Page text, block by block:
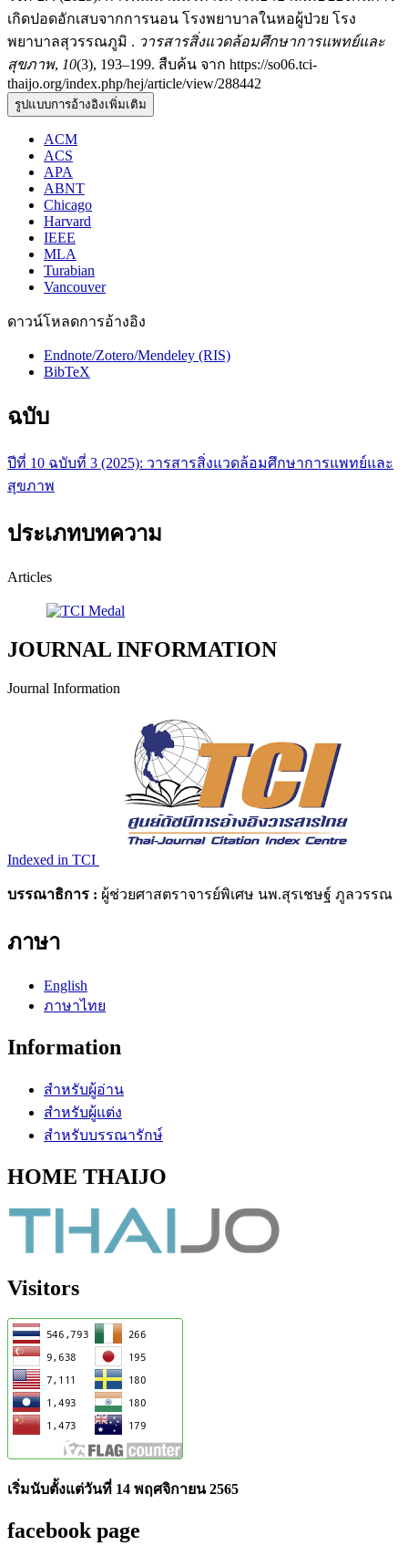
เกิดปอดอักเสบจากการนอน โรงพยาบาลในหอผู้ป่วย โรง
พยาบาลสุวรรณภูมิ . วารสารสิ่งแวดล้อมศึกษาการแพทย์และ
สุขภาพ, 10(3), 193–199. สืบค้น จาก https://so06.tci-
thaijo.org/index.php/hej/article/view/288442
รูปแบบการอ้างอิงเพิ่มเติม
ACM
ACS
APA
ABNT
Chicago
Harvard
IEEE
MLA
Turabian
Vancouver
ดาวน์โหลดการอ้างอิง
Endnote/Zotero/Mendeley (RIS)
BibTeX
ฉบับ
ปีที่ 10 ฉบับที่ 3 (2025): วารสารสิ่งแวดล้อมศึกษาการแพทย์และ
สุขภาพ
ประเภทบทความ
Articles
JOURNAL INFORMATION
Journal Information
Indexed in TCI
บรรณาธิการ : ผู้ช่วยศาสตราจารย์พิเศษ นพ.สุรเชษฐ์ ภูลวรรณ
ภาษา
English
ภาษาไทย
Information
สำหรับผู้อ่าน
สำหรับผู้แต่ง
สำหรับบรรณารักษ์
HOME THAIJO
Visitors
เริ่มนับตั้งแต่วันที่ 14 พฤศจิกายน 2565
facebook page